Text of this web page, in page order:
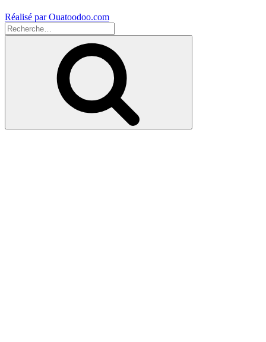
Réalisé par Ouatoodoo.com
Recherche
pour